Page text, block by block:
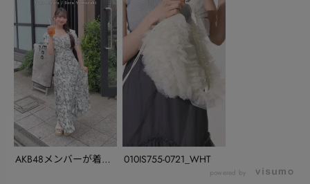
AKB48メンバーが着こ
010IS755-0721_WHT
powered by